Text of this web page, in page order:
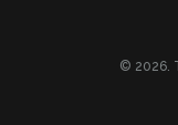
© 2026.